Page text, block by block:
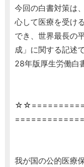
今回の白書対策は
心して医療を受け
でき、世界最長の
成」に関する記述
28年版厚生労働白
我が国の公的医療